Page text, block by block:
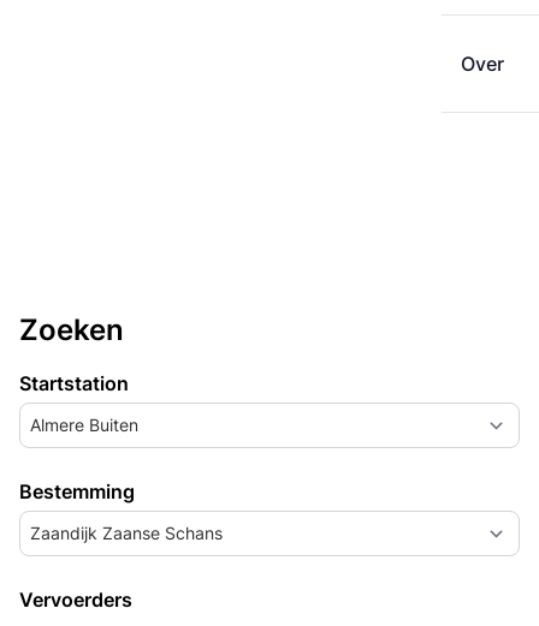
Over
Zoeken
Startstation
Almere Buiten
Bestemming
Zaandijk Zaanse Schans
Vervoerders